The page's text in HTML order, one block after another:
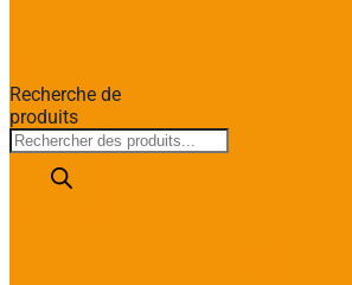
Recherche de
produits